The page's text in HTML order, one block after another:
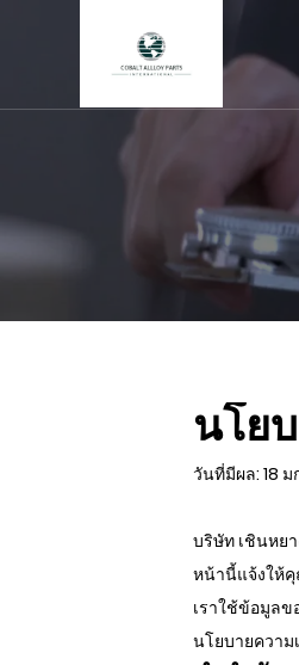
นโย
วันที่มีผล: 18 ม
บริษัท เชินหย
หน้านี้แจ้งให้คุ
เราใช้ข้อมูล
นโยบายควา